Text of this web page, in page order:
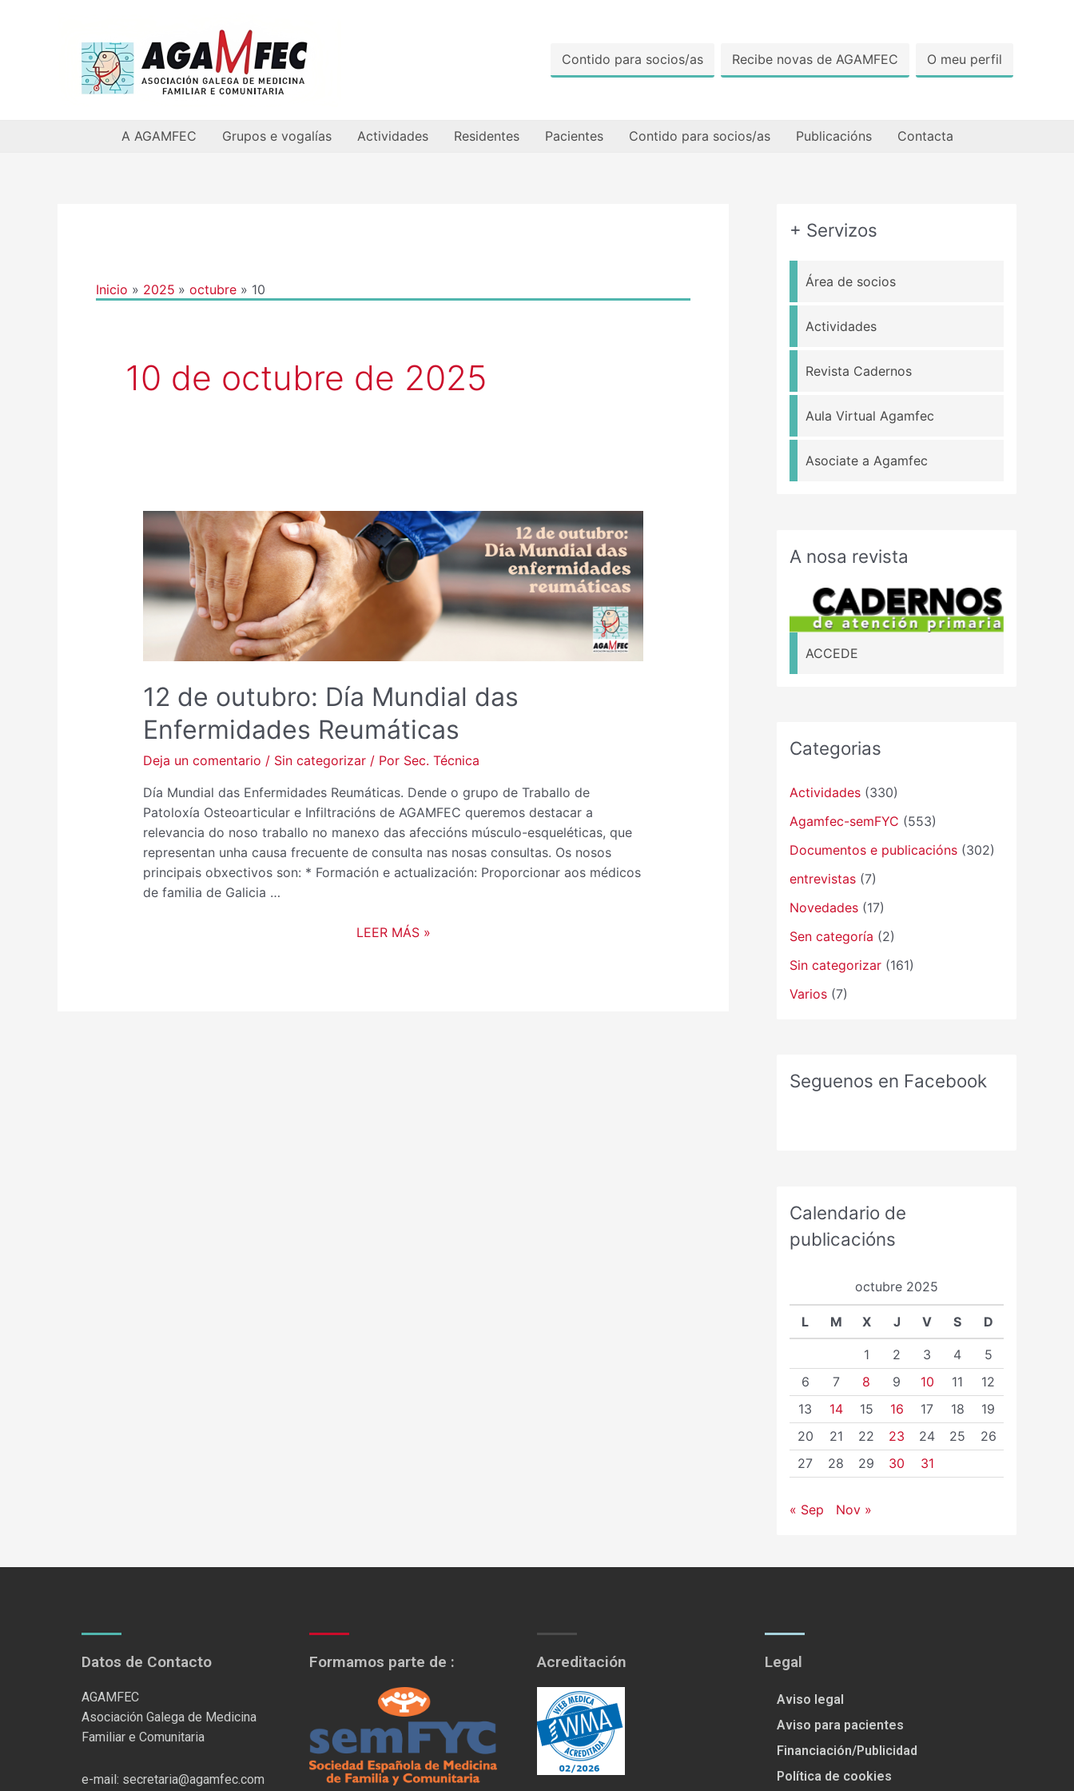
Contido para socios/as Recibe novas de AGAMFEC O meu perfil
A AGAMFEC Grupos e vogalías Actividades Residentes Pacientes Contido para socios/as Publicacións Contacta
Inicio 2025 octubre 10
10 de octubre de 2025
12 de outubro: Día Mundial das
Enfermidades Reumáticas
Deja un comentario / Sin categorizar/ Por Sec. Técnica
Día Mundial das Enfermidades Reumáticas. Dende o grupo de Traballo de
Patoloxía Osteoarticular e Infiltracións de AGAMFEC queremos destacar a
relevancia do noso traballo no manexo das afeccións músculo-esqueléticas, que
representan unha causa frecuente de consulta nas nosas consultas. Os nosos
principais obxectivos son: * Formación e actualización: Proporcionar aos médicos
de familia de Galicia …
12
DE
OUTUBRO:
DÍA
MUNDIAL
ENFERMIDADES
REUMÁTICAS
LEER MÁS »
+ Servizos
Área de socios
Actividades
Revista Cadernos
Aula Virtual Agamfec
Asociate a Agamfec
A nosa revista
ACCEDE
Categorias
Actividades (330)
Agamfec-semFYC (553)
Documentos e publicacións (302)
entrevistas (7)
Novedades (17)
Sen categoría (2)
Sin categorizar (161)
Varios (7)
Seguenos en Facebook
Calendario de
publicacións
octubre 2025
L M X J V S D
1 2 3 4
5
6
7 8 9 10 11
12
13
14 15 16 17 18
19
20
21 22 23 24 25
26
27
28 29 30 31
« Sep Nov »
Datos de Contacto
AGAMFEC
Asociación Galega de Medicina
Familiar e Comunitaria
e-mail: secretaria@agamfec.com
Formamos parte de : Acreditación Legal
Aviso legal
Aviso para pacientes
Financiación/Publicidad
Política de cookies